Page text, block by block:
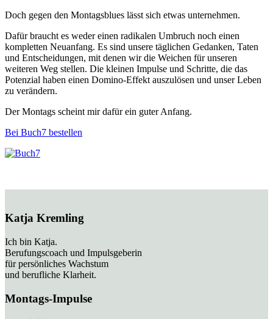
Doch gegen den Montagsblues lässt sich etwas unternehmen.
Dafür braucht es weder einen radikalen Umbruch noch einen
kompletten Neuanfang. Es sind unsere täglichen Gedanken, Taten
und Entscheidungen, mit denen wir die Weichen für unseren
weiteren Weg stellen. Die kleinen Impulse und Schritte, die das
Potenzial haben einen Domino-Effekt auszulösen und unser Leben
zu verändern.
Der Montags scheint mir dafür ein guter Anfang.
Bei Buch7 bestellen
Katja Kremling
Ich bin Katja.
Berufungscoach und Impulsgeberin
für persönliches Wachstum
und berufliche Klarheit.
Montags-Impulse